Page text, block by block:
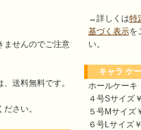
ませんのでご注意
送料無料です。
さい。
→詳しくは特
基づく表示を
い。
キャラ ケ
ホールケーキ
４号Sサイズ
５号Mサイズ
６号Lサイズ